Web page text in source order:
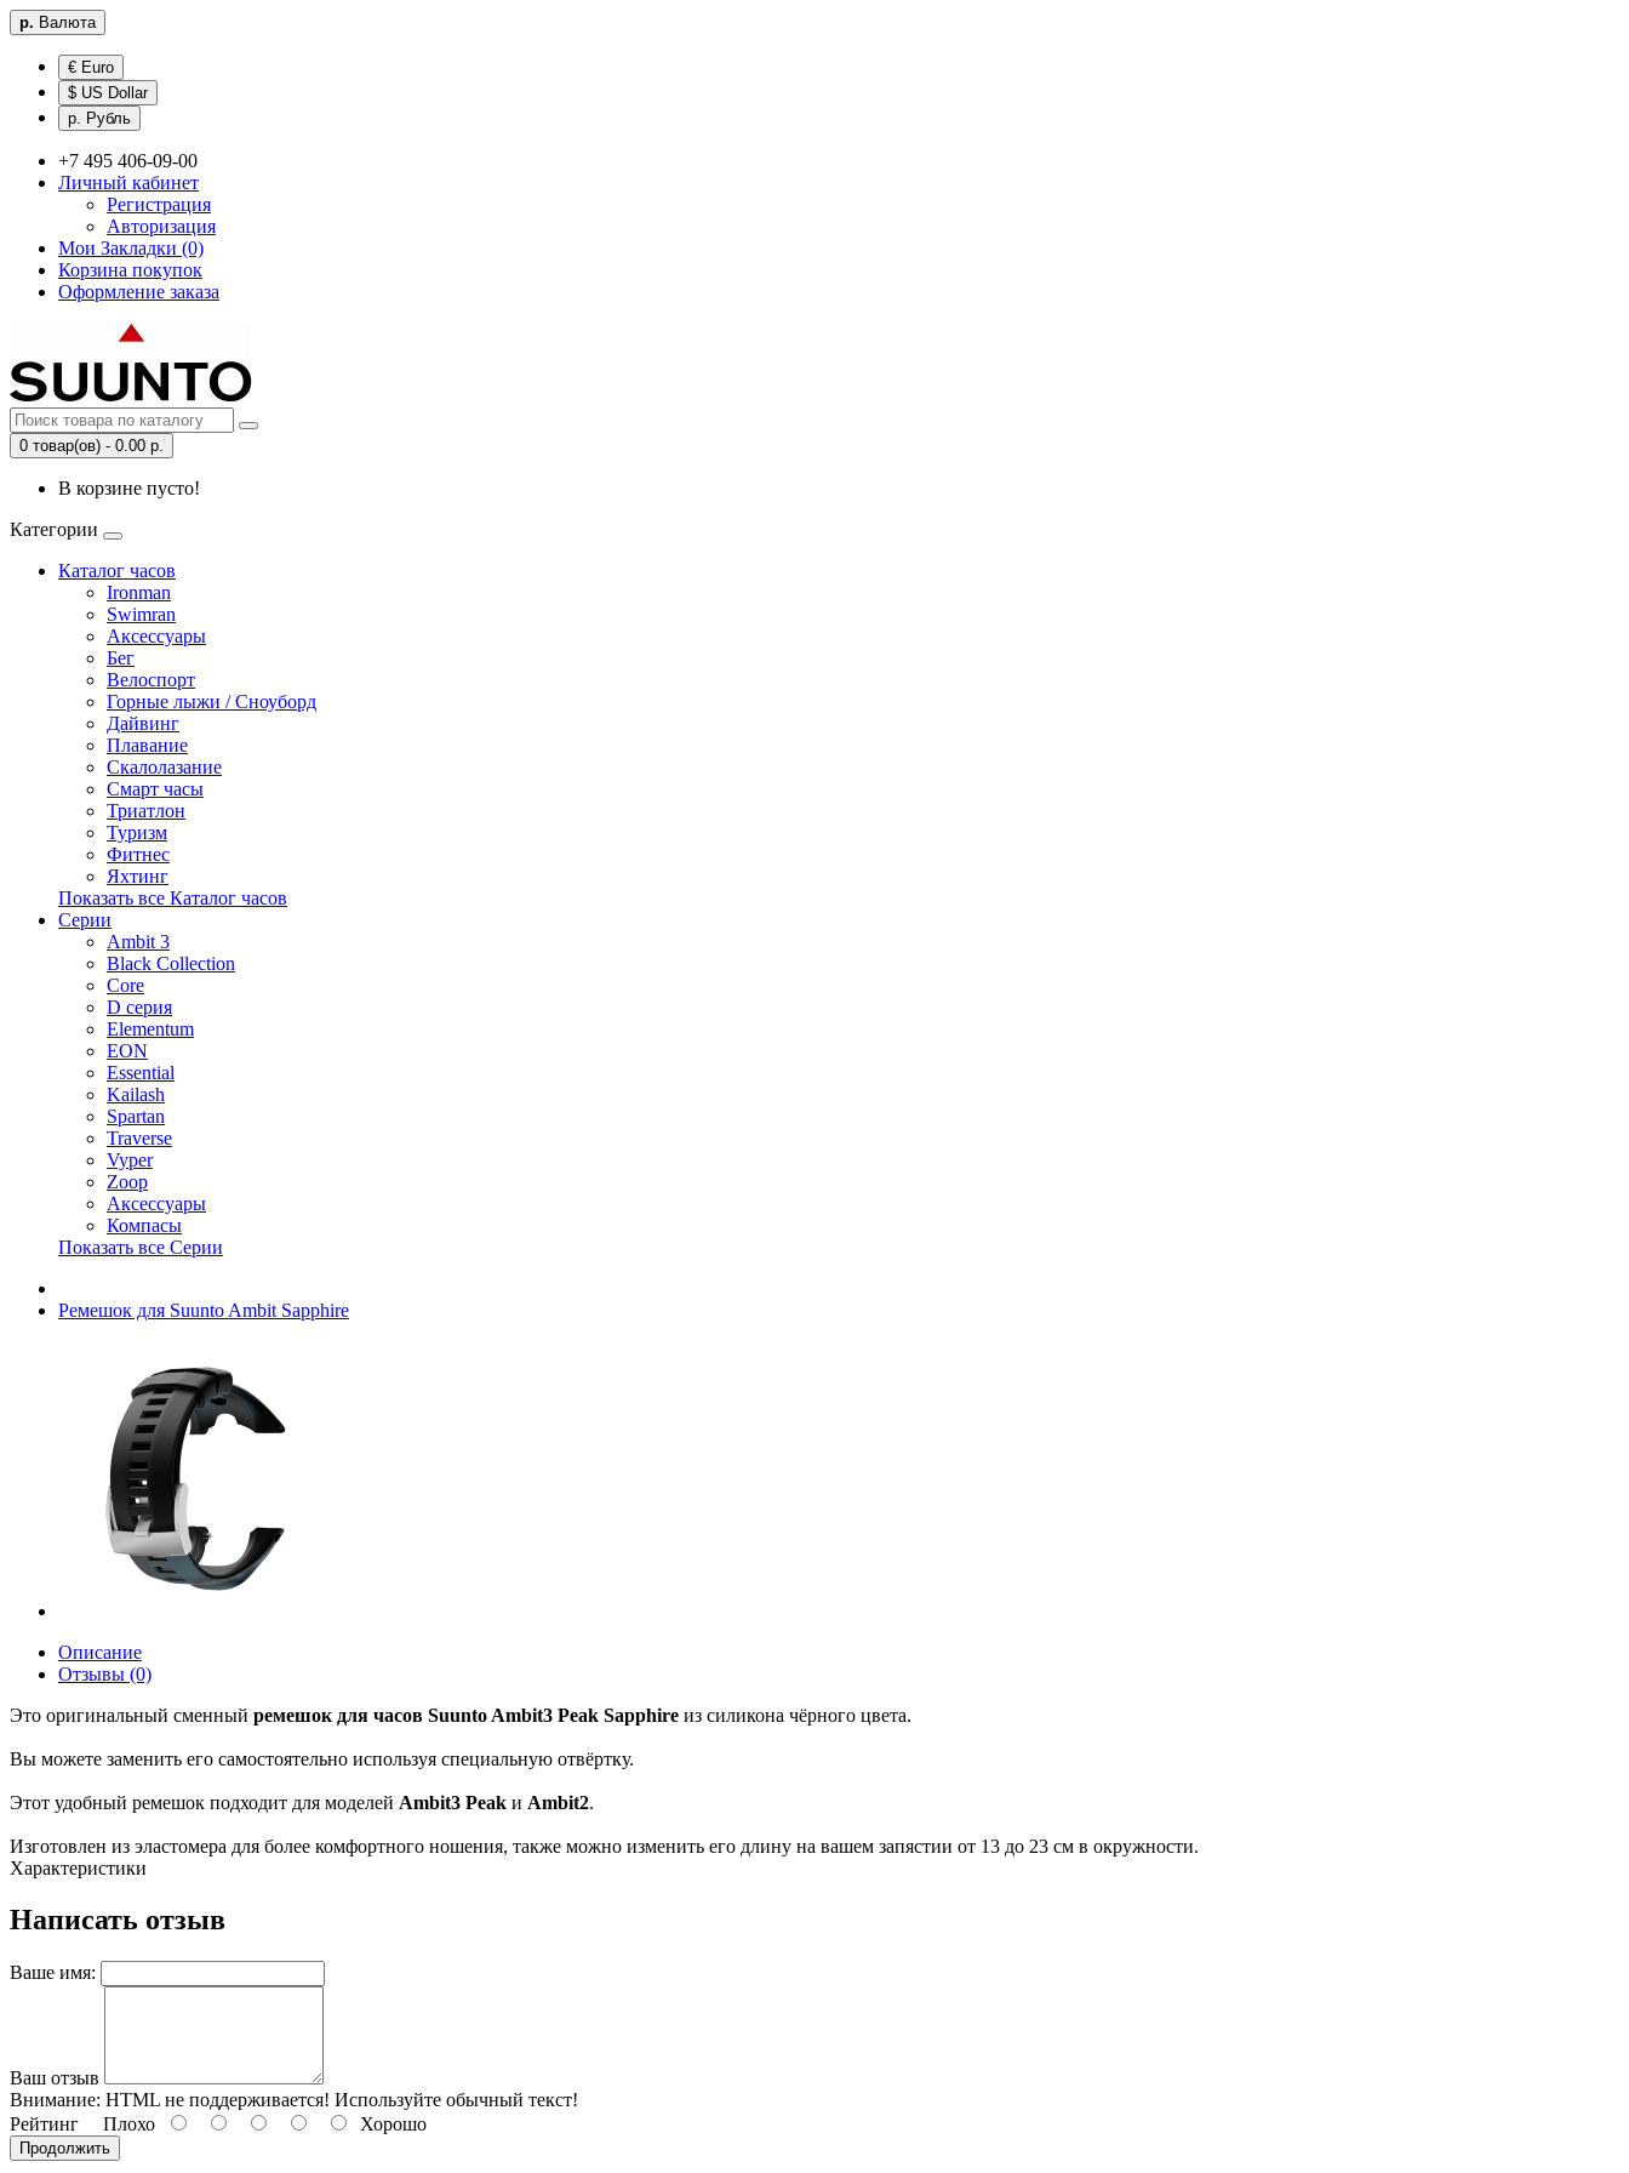
р. Валюта
€ Euro
$ US Dollar
р. Рубль
+7 495 406-09-00
Личный кабинет
Регистрация
Авторизация
Мои Закладки (0)
Корзина покупок
Оформление заказа
0 товар(ов) - 0.00 р.
В корзине пусто!
Категории
Каталог часов
Ironman
Swimran
Аксессуары
Бег
Велоспорт
Горные лыжи / Сноуборд
Дайвинг
Плавание
Скалолазание
Смарт часы
Триатлон
Туризм
Фитнес
Яхтинг
Показать все Каталог часов
Серии
Ambit 3
Black Collection
Core
D серия
Elementum
EON
Essential
Kailash
Spartan
Traverse
Vyper
Zoop
Аксессуары
Компасы
Показать все Серии
Ремешок для Suunto Ambit Sapphire
Описание
Отзывы (0)
Это оригинальный сменный ремешок для часов Suunto Ambit3 Peak Sapphire из силикона чёрного цвета.
Вы можете заменить его самостоятельно используя специальную отвёртку.
Этот удобный ремешок подходит для моделей Ambit3 Peak и Ambit2.
Изготовлен из эластомера для более комфортного ношения, также можно изменить его длину на вашем запястии от 13 до 23 см в окружности.
Характеристики
Написать отзыв
Ваше имя:
Ваш отзыв
Внимание: HTML не поддерживается! Используйте обычный текст!
Рейтинг Плохо Хорошо
Продолжить